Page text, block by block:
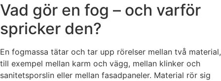
Vad gör en fog – och varför
spricker den?
En fogmassa tätar och tar upp rörelser mellan två material,
till exempel mellan karm och vägg, mellan klinker och
sanitetsporslin eller mellan fasadpaneler. Material rör sig